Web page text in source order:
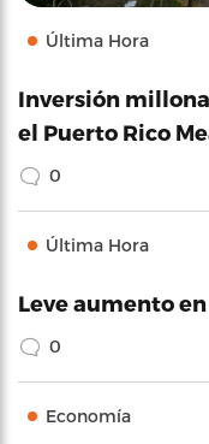
Última Hora
Inversión
el Puerto Rico
0
Última Hora
Leve aumento
0
Economía